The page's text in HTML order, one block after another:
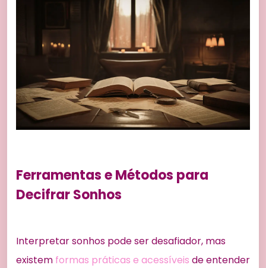
Ferramentas e Métodos para
Decifrar Sonhos
Interpretar sonhos pode ser desafiador, mas
existem formas práticas e acessíveis de entender